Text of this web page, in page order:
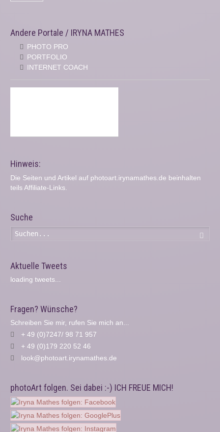
Andere Portale / IRYNA MATHES
PHOTO PRO
PORTFOLIO
INTERNET COACH
Hinweis:
Die Seiten und Artikel auf photoart.irynamathes.de beinhalten
teils Affiliate-Links.
Suche
Aktuelle Tweets
loading tweets...
Fragen? Wünsche?
Schreiben Sie mir, rufen Sie mich an...
+ 49 (0)7247/ 98 71 957
+ 49 (0)179 220 52 46
look@photoart.irynamathes.de
photoArt folgen. Sei dabei :-) ICH FREUE MICH!